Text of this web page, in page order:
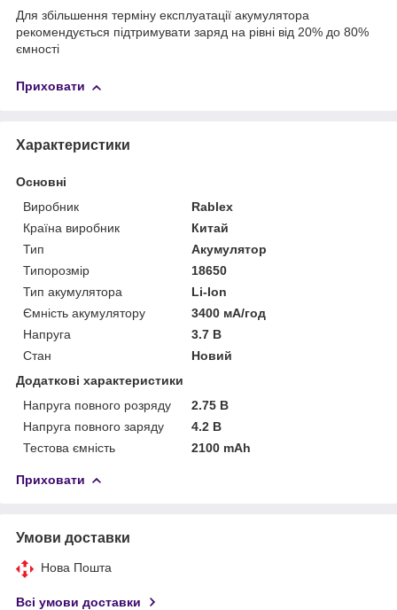
Для збільшення терміну експлуатації акумулятора
рекомендується підтримувати заряд на рівні від 20% до 80%
ємності
Приховати
Характеристики
Основні
Виробник
Rablex
Країна виробник
Китай
Тип
Акумулятор
Типорозмір
18650
Тип акумулятора
Li-Ion
Ємність акумулятору
3400 мА/год
Напруга
3.7 В
Стан
Новий
Додаткові характеристики
Напруга повного розряду
2.75 В
Напруга повного заряду
4.2 В
Тестова ємність
2100 mAh
Приховати
Умови доставки
Нова Пошта
Всі умови доставки